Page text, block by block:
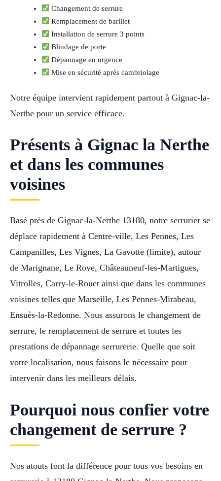
Changement de serrure
Remplacement de barillet
Installation de serrure 3 points
Blindage de porte
Dépannage en urgence
Mise en sécurité après cambriolage
Notre équipe intervient rapidement partout à Gignac-la-
Nerthe pour un service efficace.
Présents à Gignac la Nerthe
et dans les communes
voisines
Basé près de Gignac-la-Nerthe 13180, notre serrurier se
déplace rapidement à Centre-ville, Les Pennes, Les
Campanilles, Les Vignes, La Gavotte (limite), autour
de Marignane, Le Rove, Châteauneuf-les-Martigues,
Vitrolles, Carry-le-Rouet ainsi que dans les communes
voisines telles que Marseille, Les Pennes-Mirabeau,
Ensuès-la-Redonne. Nous assurons le changement de
serrure, le remplacement de serrure et toutes les
prestations de dépannage serrurerie. Quelle que soit
votre localisation, nous faisons le nécessaire pour
intervenir dans les meilleurs délais.
Pourquoi nous confier votre
changement de serrure ?
Nos atouts font la différence pour tous vos besoins en